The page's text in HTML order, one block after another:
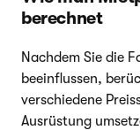
berechnet
Nachdem Sie die
beeinflussen,
verschiedene
Ausrüstung